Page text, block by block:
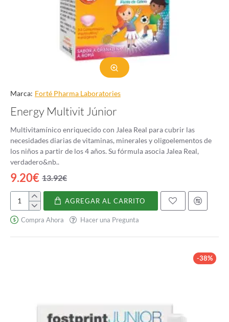
Marca: Forté Pharma Laboratories
Energy Multivit Júnior
Multivitamínico enriquecido con Jalea Real para cubrir las
necesidades diarias de vitaminas, minerales y oligoelementos de
los niños a partir de los 4 años. Su fórmula asocia Jalea Real,
verdadero&nb..
9.20€ 13.92€
Energy
Multivit
Júnior
AGREGAR AL CARRITO
Compra Ahora Hacer una Pregunta
-38%